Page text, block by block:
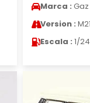
Marca : Gaz
Version : M21
Escala : 1/24